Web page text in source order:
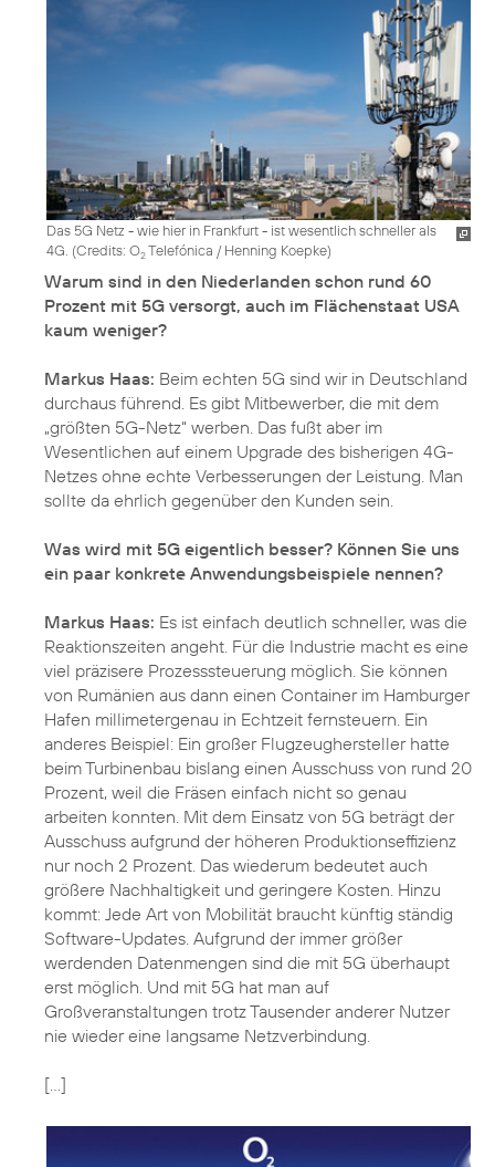
Das 5G Netz - wie hier in Frankfurt - ist wesentlich schneller als
4G. (Credits: O2Telefónica / Henning Koepke)
Warum sind in den Niederlanden schon rund 60
Prozent mit 5G versorgt, auch im Flächenstaat USA
kaum weniger?
Markus Haas: Beim echten 5G sind wir in Deutschland
durchaus führend. Es gibt Mitbewerber, die mit dem
„größten 5G-Netz“ werben. Das fußt aber im
Wesentlichen auf einem Upgrade des bisherigen 4G-
Netzes ohne echte Verbesserungen der Leistung. Man
sollte da ehrlich gegenüber den Kunden sein.
Was wird mit 5G eigentlich besser? Können Sie uns
ein paar konkrete Anwendungsbeispiele nennen?
Markus Haas: Es ist einfach deutlich schneller, was die
Reaktionszeiten angeht. Für die Industrie macht es eine
viel präzisere Prozesssteuerung möglich. Sie können
von Rumänien aus dann einen Container im Hamburger
Hafen millimetergenau in Echtzeit fernsteuern. Ein
anderes Beispiel: Ein großer Flugzeughersteller hatte
beim Turbinenbau bislang einen Ausschuss von rund 20
Prozent, weil die Fräsen einfach nicht so genau
arbeiten konnten. Mit dem Einsatz von 5G beträgt der
Ausschuss aufgrund der höheren Produktionseffizienz
nur noch 2 Prozent. Das wiederum bedeutet auch
größere Nachhaltigkeit und geringere Kosten. Hinzu
kommt: Jede Art von Mobilität braucht künftig ständig
Software-Updates. Aufgrund der immer größer
werdenden Datenmengen sind die mit 5G überhaupt
erst möglich. Und mit 5G hat man auf
Großveranstaltungen trotz Tausender anderer Nutzer
nie wieder eine langsame Netzverbindung.
[...]